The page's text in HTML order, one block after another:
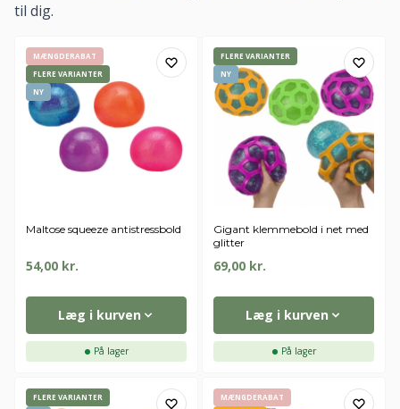
til dig.
MÆNGDERABAT
FLERE VARIANTER
NY
Maltose squeeze antistressbold
54,00 kr.
Læg i kurven
På lager
FLERE VARIANTER
NY
Gigant klemmebold i net med
glitter
69,00 kr.
Læg i kurven
På lager
FLERE VARIANTER
MÆNGDERABAT